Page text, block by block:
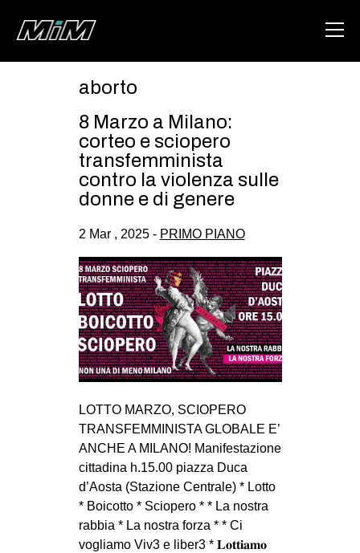
ABOUT
AREA
DEGENERAZIONE
GAZA FREESTYLE
CSOA LAMBRETTA
MSM
STUDENTI TSUNAMI
ZAM
MILANO
SPAZI
SPORT POPOLARE
MOVIMENTI
AMBIENTE
ANTIFASCISMO
aborto
8 Marzo a Milano:
corteo e sciopero
transfemminista
contro la violenza sulle
donne e di genere
2 Mar , 2025 - PRIMO PIANO
LOTTO MARZO, SCIOPERO
TRANSFEMMINISTA GLOBALE E’
ANCHE A MILANO! Manifestazione
cittadina h.15.00 piazza Duca
d’Aosta (Stazione Centrale) * Lotto
* Boicotto * Sciopero * * La nostra
rabbia * La nostra forza * * Ci
vogliamo Viv3 e liber3 * 𝐋𝐨𝐭𝐭𝐢𝐚𝐦𝐨